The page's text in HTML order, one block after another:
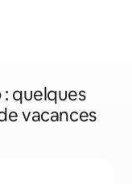
quelques
vacances